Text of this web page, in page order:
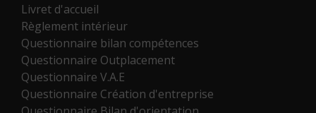
Livret d'accueil
Règlement intérieur
Questionnaire bilan compétences
Questionnaire Outplacement
Questionnaire V.A.E
Questionnaire Création d'entreprise